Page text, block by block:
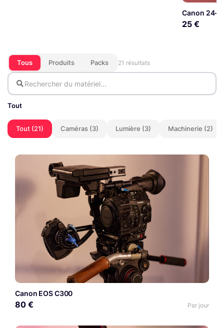
Canon 24-
25 €
Tous Produits Packs 21 résultats
Tout
Tout (21) Caméras (3) Lumière (3) Machinerie (2)
Canon EOS C300
80 € Par jour